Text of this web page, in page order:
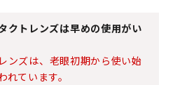
クトレンズは早めの使用がい
ンズは、老眼初期から使い始
ています。